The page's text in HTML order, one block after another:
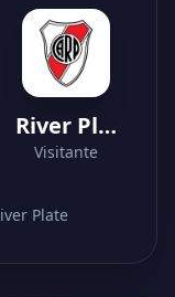
River Plate
Visitante
Plate